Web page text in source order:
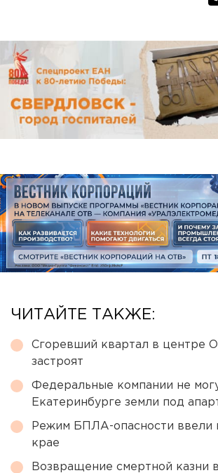
ЧИТАЙТЕ ТАКЖЕ:
Сгоревший квартал в центре
застроят
Федеральные компании не
Екатеринбурге земли под
Режим БПЛА-опасности ввели
крае
Возвращение смертной казни